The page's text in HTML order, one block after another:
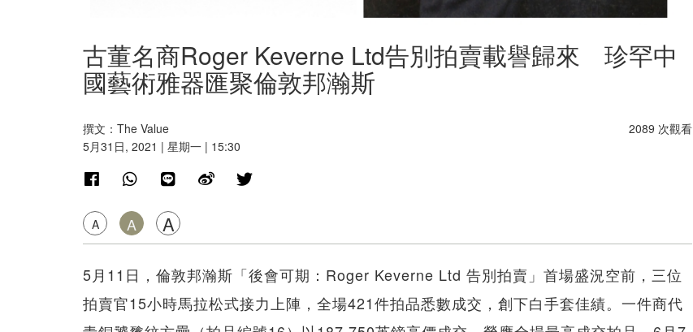
古董名商Roger Keverne Ltd告別拍賣載譽歸來 珍罕中
國藝術雅器匯聚倫敦邦瀚斯
撰文：The Value
5月31日, 2021 | 星期一 | 15:30
A A A
2089 次觀看
5月11日，倫敦邦瀚斯「後會可期：Roger Keverne Ltd 告別拍賣」首場盛況空前，三位
拍賣官15小時馬拉松式接力上陣，全場421件拍品悉數成交，創下白手套佳績。一件商代